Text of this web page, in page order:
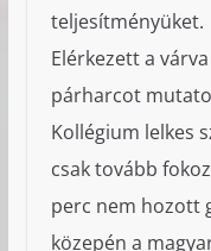
teljesítményüket.
Elérkezett a
párharcot
Kollégium lelkes
csak tovább
perc nem hozott
közepén a